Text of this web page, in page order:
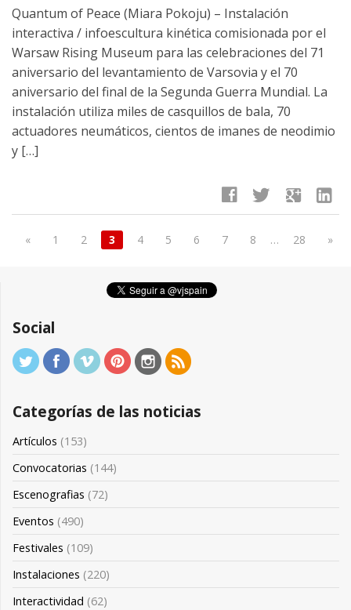
Quantum of Peace (Miara Pokoju) – Instalación
interactiva / infoescultura kinética comisionada por el
Warsaw Rising Museum para las celebraciones del 71
aniversario del levantamiento de Varsovia y el 70
aniversario del final de la Segunda Guerra Mundial. La
instalación utiliza miles de casquillos de bala, 70
actuadores neumáticos, cientos de imanes de neodimio
y […]
facebook twitter google linkedin
« 1 2 3 4 5 6 7 8 … 28 »
Social
Categorías de las noticias
Artículos (153)
Convocatorias (144)
Escenografias (72)
Eventos (490)
Festivales (109)
Instalaciones (220)
Interactividad (62)